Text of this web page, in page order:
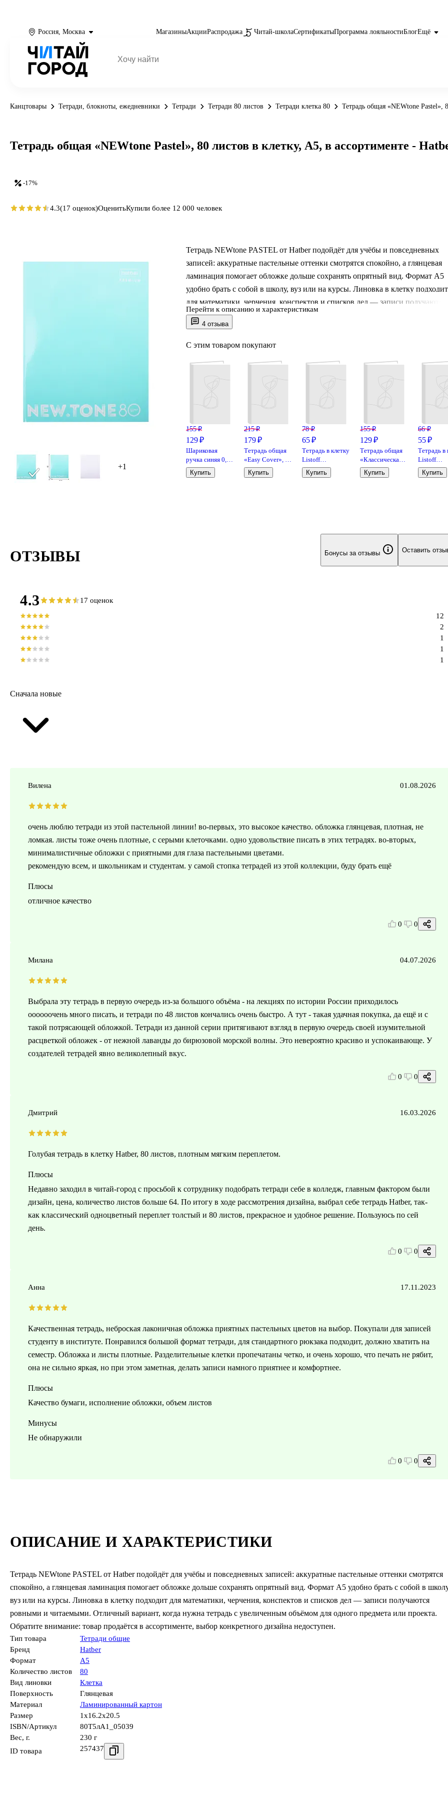
Россия, Москва МагазиныАкцииРаспродажа Читай-школаСертификатыПрограмма лояльностиБлогЕщё
Канцтовары Тетради, блокноты, ежедневники Тетради Тетради 80 листов Тетради клетка 80 Тетрадь общая «NEWtone Pastel»,
+1
4 отзыва
Тетрадь NEWtone PASTEL от Hatber подойдёт для учёбы и повседневных
записей: аккуратные пастельные оттенки смотрятся спокойно, а глянцевая
ламинация помогает обложке дольше сохранять опрятный вид. Формат А5
удобно брать с собой в школу, вуз или на курсы. Линовка в клетку подходит
для математики, черчения, конспектов и списков дел — записи получаются
ровными и читаемыми. Отличный вариант, когда нужна тетрадь с
увеличенным объёмом для одного предмета или проекта. Обратите
внимание: товар продаётся в ассортименте, выбор конкретного дизайна
Перейти к описанию и характеристикам
С этим товаром покупают
155 ₽
129 ₽
Шариковая
ручка синяя 0,5
мм, MC Gold,
MunHwa
Купить
215 ₽
179 ₽
Тетрадь общая
«Easy Cover», 96
листов в клетку,
А5, в
Купить
78 ₽
65 ₽
Тетрадь в клетку
Listoff
«Классическая
серия» в
Купить
155 ₽
129 ₽
Тетрадь общая
«Классическая
серия», 96
листов в клетку,
Купить
66 ₽
55 ₽
Тетрадь в
Listoff
серия» в
Купить
-17%
Тетрадь общая «NEWtone Pastel», 80 листов в клетку, А5, в ассортименте -
4.3(17 оценок)ОценитьКупили более 12 000 человек
ОПИСАНИЕ И ХАРАКТЕРИСТИКИ
Тетрадь NEWtone PASTEL от Hatber подойдёт для учёбы и повседневных записей: аккуратные пастельные оттенки смотрятся
спокойно, а глянцевая ламинация помогает обложке дольше сохранять опрятный вид. Формат А5 удобно брать с собой в
вуз или на курсы. Линовка в клетку подходит для математики, черчения, конспектов и списков дел — записи получаются
ровными и читаемыми. Отличный вариант, когда нужна тетрадь с увеличенным объёмом для одного предмета или проекта.
Обратите внимание: товар продаётся в ассортименте, выбор конкретного дизайна недоступен.
Тип товара
Тетради общие
Бренд
Hatber
Формат
А5
Количество листов
80
Вид линовки
Клетка
Поверхность
Глянцевая
Материал
Ламинированный картон
Размер
1x16.2x20.5
ISBN/Артикул
80Т5лA1_05039
Вес, г.
230 г
ID товара
257437
ОТЗЫВЫ Бонусы за отзывы Оставить
4.3 17 оценок
1
1
1
2
12
Сначала новые
Вилена 01.08.2026
очень люблю тетради из этой пастельной линии! во-первых, это высокое качество. обложка глянцевая, плотная, не
ломкая. листы тоже очень плотные, с серыми клеточками. одно удовольствие писать в этих тетрадях. во-вторых,
минималистичные обложки с приятными для глаза пастельными цветами.
рекомендую всем, и школьникам и студентам. у самой стопка тетрадей из этой коллекции, буду брать ещё
Плюсы
отличное качество
0 0
Милана 04.07.2026
Выбрала эту тетрадь в первую очередь из-за большого объёма - на лекциях по истории России приходилось
оооооочень много писать, и тетради по 48 листов кончались очень быстро. А тут - такая удачная покупка, да ещё и с
такой потрясающей обложкой. Тетради из данной серии притягивают взгляд в первую очередь своей изумительной
расцветкой обложек - от нежной лаванды до бирюзовой морской волны. Это невероятно красиво и успокаивающе. У
создателей тетрадей явно великолепный вкус.
0 0
Дмитрий 16.03.2026
Голубая тетрадь в клетку Hatber, 80 листов, плотным мягким переплетом.
Плюсы
Недавно заходил в читай-город с просьбой к сотруднику подобрать тетради себе в колледж, главным фактором были
дизайн, цена, количество листов больше 64. По итогу в ходе рассмотрения дизайна, выбрал себе тетрадь Hatber, так-
как классический одноцветный переплет толстый и 80 листов, прекрасное и удобное решение. Пользуюсь по сей
день.
0 0
Анна 17.11.2023
Качественная тетрадь, неброская лаконичная обложка приятных пастельных цветов на выбор. Покупали для записей
студенту в институте. Понравился большой формат тетради, для стандартного рюкзака подходит, должно хватить на
семестр. Обложка и листы плотные. Разделительные клетки пропечатаны четко, и очень хорошо, что печать не рябит,
она не сильно яркая, но при этом заметная, делать записи намного приятнее и комфортнее.
Плюсы
Качество бумаги, исполнение обложки, объем листов
Минусы
Не обнаружили
0 0